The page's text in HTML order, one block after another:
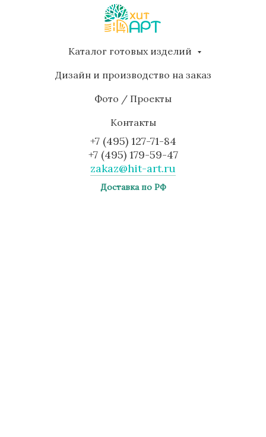
Каталог готовых изделий
Дизайн и производство на заказ
Фото / Проекты
Контакты
+7 (495) 127-71-84
+7 (495) 179-59-47
zakaz@hit-art.ru
Доставка по РФ